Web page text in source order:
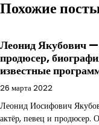
Похожие
Леонид Якубович —
продюсер,
известные
26 марта 2022
Леонид Иосифович
актёр, певец и продюсер.